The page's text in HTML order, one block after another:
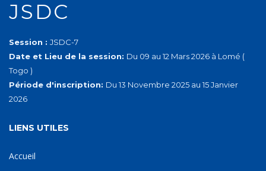
JSDC
Session : JSDC-7
Date et Lieu de la session: Du 09 au 12 Mars 2026 à Lomé (
Togo )
Période d'inscription: Du 13 Novembre 2025 au 15 Janvier
2026
LIENS UTILES
Accueil